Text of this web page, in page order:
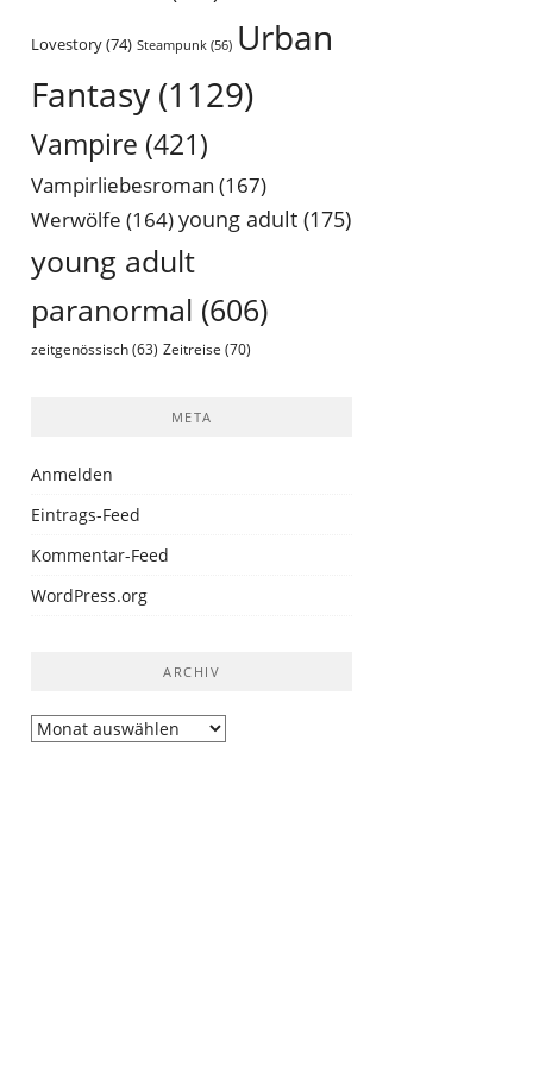
Lovestory(74) Steampunk (56) Urban
Fantasy (1129)
Vampire (421)
Vampirliebesroman (167)
Werwölfe (164)young adult (175)
young adult
paranormal (606)
zeitgenössisch (63) Zeitreise (70)
META
Anmelden
Eintrags-Feed
Kommentar-Feed
WordPress.org
ARCHIV
Archiv